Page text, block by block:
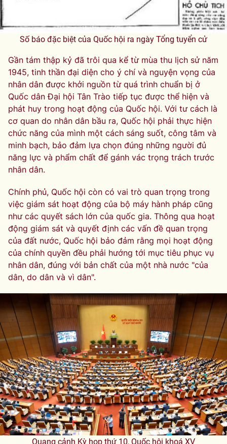
Số báo đặc biệt của Quốc hội ra ngày Tổng tuyển cử
Gần tám thập kỷ đã trôi qua kể từ mùa thu lịch sử năm
1945, tinh thần đại diện cho ý chí và nguyện vọng của
nhân dân được khởi nguồn từ quá trình chuẩn bị ở
Quốc dân Đại hội Tân Trào tiếp tục được thể hiện và
phát huy trong hoạt động của Quốc hội. Với tư cách là
cơ quan do nhân dân bầu ra, Quốc hội phải thực hiện
chức năng của mình một cách sáng suốt, công tâm và
minh bạch, bảo đảm lựa chọn đúng những người đủ
năng lực và phẩm chất để gánh vác trọng trách trước
nhân dân.
Chính phủ, Quốc hội còn có vai trò quan trọng trong
việc giám sát hoạt động của bộ máy hành pháp cũng
như các quyết sách lớn của quốc gia. Thông qua hoạt
động giám sát và quyết định các vấn đề quan trọng
của đất nước, Quốc hội bảo đảm rằng mọi hoạt động
của chính quyền đều phải hướng tới mục tiêu phục vụ
nhân dân, đúng với bản chất của một nhà nước "của
dân, do dân và vì dân".
Quang cảnh Kỳ họp thứ 10, Quốc hội khoá XV